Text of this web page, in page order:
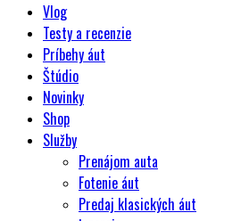
Vlog
Testy a recenzie
Príbehy áut
Štúdio
Novinky
Shop
Služby
Prenájom auta
Fotenie áut
Predaj klasických áut